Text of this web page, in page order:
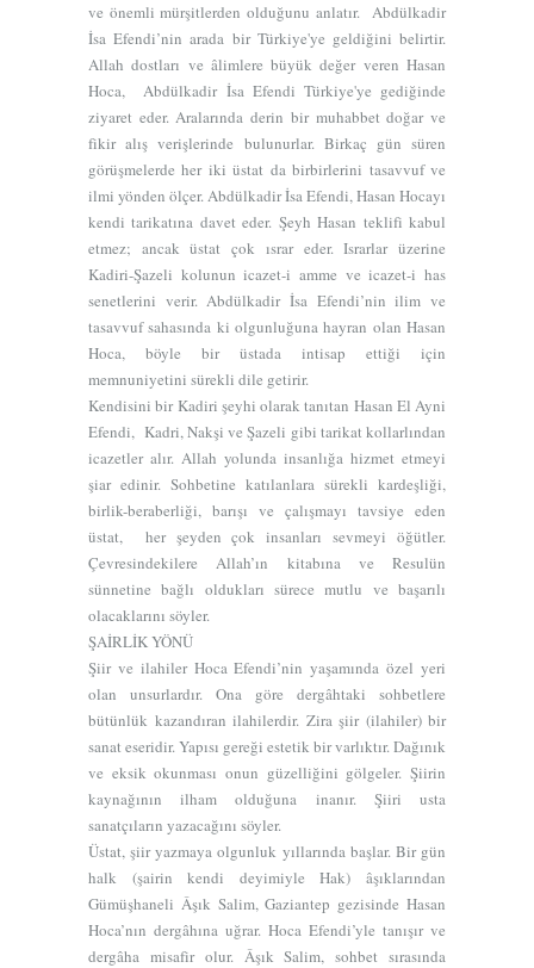
ve önemli mürşitlerden olduğunu anlatır. Abdülkadir
İsa Efendi’nin arada bir Türkiye'ye geldiğini belirtir.
Allah dostları ve âlimlere büyük değer veren Hasan
Hoca, Abdülkadir İsa Efendi Türkiye'ye gediğinde
ziyaret eder. Aralarında derin bir muhabbet doğar ve
fikir alış verişlerinde bulunurlar. Birkaç gün süren
görüşmelerde her iki üstat da birbirlerini tasavvuf ve
ilmi yönden ölçer. Abdülkadir İsa Efendi, Hasan Hocayı
kendi tarikatına davet eder. Şeyh Hasan teklifi kabul
etmez; ancak üstat çok ısrar eder. Israrlar üzerine
Kadiri-Şazeli kolunun icazet-i amme ve icazet-i has
senetlerini verir. Abdülkadir İsa Efendi’nin ilim ve
tasavvuf sahasında ki olgunluğuna hayran olan Hasan
Hoca, böyle bir üstada intisap ettiği için
memnuniyetini sürekli dile getirir.
Kendisini bir Kadiri şeyhi olarak tanıtan Hasan El Ayni
Efendi, Kadri, Nakşi ve Şazeli gibi tarikat kollarlından
icazetler alır. Allah yolunda insanlığa hizmet etmeyi
şiar edinir. Sohbetine katılanlara sürekli kardeşliği,
birlik-beraberliği, barışı ve çalışmayı tavsiye eden
üstat, her şeyden çok insanları sevmeyi öğütler.
Çevresindekilere Allah’ın kitabına ve Resulün
sünnetine bağlı oldukları sürece mutlu ve başarılı
olacaklarını söyler.
ŞAİRLİK YÖNÜ
Şiir ve ilahiler Hoca Efendi’nin yaşamında özel yeri
olan unsurlardır. Ona göre dergâhtaki sohbetlere
bütünlük kazandıran ilahilerdir. Zira şiir (ilahiler) bir
sanat eseridir. Yapısı gereği estetik bir varlıktır. Dağınık
ve eksik okunması onun güzelliğini gölgeler. Şiirin
kaynağının ilham olduğuna inanır. Şiiri usta
sanatçıların yazacağını söyler.
Üstat, şiir yazmaya olgunluk yıllarında başlar. Bir gün
halk (şairin kendi deyimiyle Hak) âşıklarından
Gümüşhaneli Âşık Salim, Gaziantep gezisinde Hasan
Hoca’nın dergâhına uğrar. Hoca Efendi’yle tanışır ve
dergâha misafir olur. Âşık Salim, sohbet sırasında